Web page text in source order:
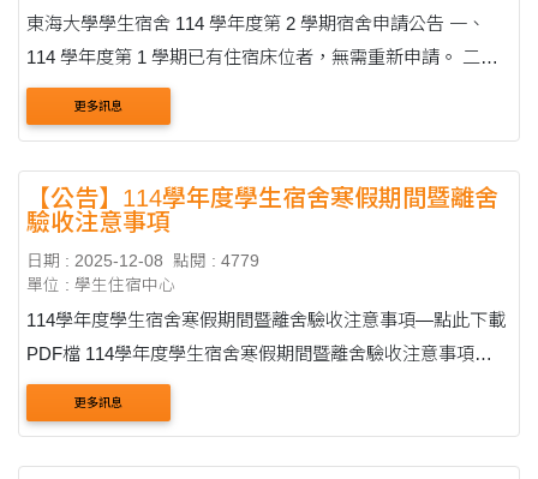
東海大學學生宿舍 114 學年度第 2 學期宿舍申請公告 一、
114 學年度第 1 學期已有住宿床位者，無需重新申請。 二、
男、女生目前均有床位名額，申請方式及時程如下： （一）
申請日期：12月15日(星期一)00:00 起至1....
更多訊息
【公告】114學年度學生宿舍寒假期間暨離舍
驗收注意事項
日期 : 2025-12-08
點閱 : 4779
單位 : 學生住宿中心
114學年度學生宿舍寒假期間暨離舍驗收注意事項—點此下載
PDF檔 114學年度學生宿舍寒假期間暨離舍驗收注意事項
一、離舍時間： 寒假集中住宿區(一教宿舍區19棟、20棟、30
棟、女宿區21棟及二教宿舍區72棟3-6....
更多訊息